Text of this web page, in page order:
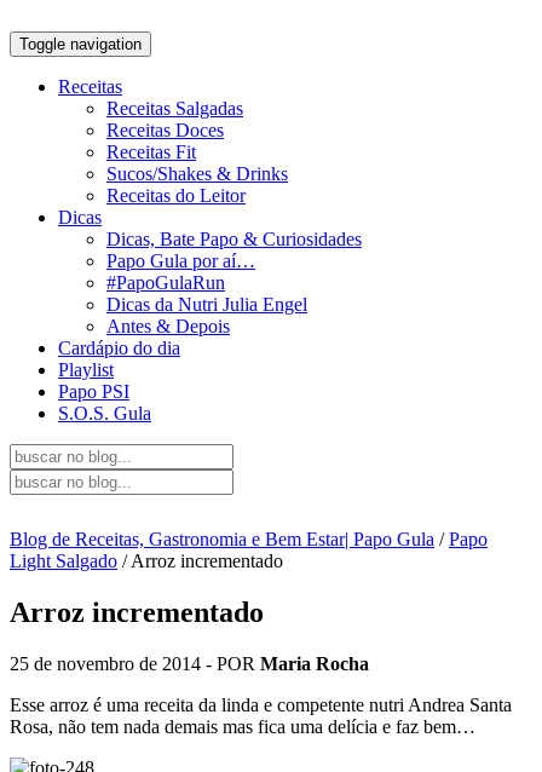
Toggle navigation
Receitas
Receitas Salgadas
Receitas Doces
Receitas Fit
Sucos/Shakes & Drinks
Receitas do Leitor
Dicas
Dicas, Bate Papo & Curiosidades
Papo Gula por aí…
#PapoGulaRun
Dicas da Nutri Julia Engel
Antes & Depois
Cardápio do dia
Playlist
Papo PSI
S.O.S. Gula
Blog de Receitas, Gastronomia e Bem Estar| Papo Gula /Papo
Light Salgado /Arroz incrementado
Arroz incrementado
25 de novembro de 2014 - POR Maria Rocha
Esse arroz é uma receita da linda e competente nutri Andrea Santa
Rosa, não tem nada demais mas fica uma delícia e faz bem…